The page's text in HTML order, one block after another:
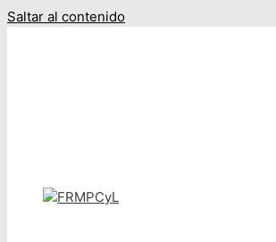
Saltar al contenido